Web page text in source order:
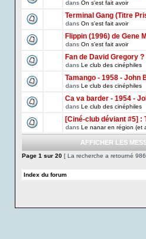
dans On s'est fait avoir
Terminal Gang (Titre
dans On s'est fait avoir
Flippin (1996) de Gene
dans On s'est fait avoir
Fan de David Gregory
dans Le club des cinéphiles
Tamango - 1958 - John
dans Le club des cinéphiles
Ca va barder - 1954 -
dans Le club des cinéphiles
[Ciné-club déviant #5] :
dans Le nanar en région (et
AFFICHER LES
Page 1 sur 20 [ La recherche a retourné
Index du forum